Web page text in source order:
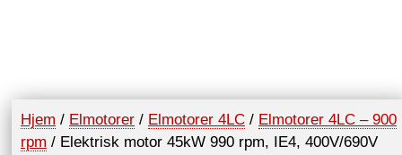
Hjem / Elmotorer / Elmotorer 4LC / Elmotorer 4LC – 900
rpm / Elektrisk motor 45kW 990 rpm, IE4, 400V/690V